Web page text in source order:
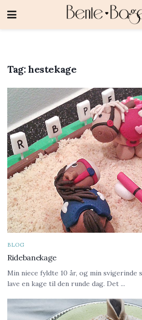
Tag: hestekage
BLOG
Ridebanekage
Min niece fyldte 10 år, og min svigerinde
lave en kage til den runde dag. Det ...